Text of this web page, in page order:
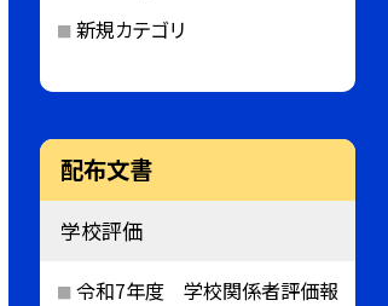
新規カテゴリ
配布文書
学校評価
令和7年度 学校関係者評価報